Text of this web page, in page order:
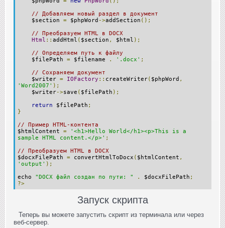
// Добавляем новый раздел в документ
$section = $phpWord ->addSection ();
// Преобразуем HTML в DOCX
Html :: addHtml ( $section , $html );
// Определяем путь к файлу
$filePath = $filename . '.docx' ;
// Сохраняем документ
$writer = IOFactory :: createWriter( $phpWord ,
'Word2007' );
$writer->save ( $filePath );
return $filePath ;
}
// Пример HTML-контента
$htmlContent =
'<h1>Hello World</h1><p>This is a
sample HTML content.</p>' ;
// Преобразуем HTML в DOCX
$docxFilePath = convertHtmlToDocx ( $htmlContent ,
'output' );
echo "DOCX файл создан по пути: " . $docxFilePath ;
?>
Запуск скрипта
Теперь вы можете запустить скрипт из терминала или через
веб-сервер.